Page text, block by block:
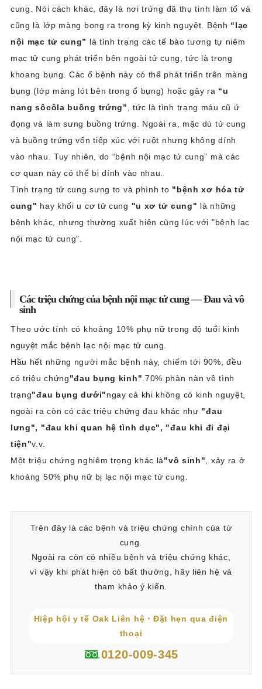
cung. Nói cách khác, đây là nơi trứng đã thụ tinh làm tổ và
cũng là lớp màng bong ra trong kỳ kinh nguyệt. Bệnh “lạc
nội mạc tử cung” là tình trạng các tế bào tương tự niêm
mạc tử cung phát triển bên ngoài tử cung, tức là trong
khoang bụng. Các ổ bệnh này có thể phát triển trên màng
bụng (lớp màng lót bên trong ổ bụng) hoặc gây ra “u
nang sôcôla buồng trứng”
, tức là tình trạng máu cũ ứ
đọng và làm sưng buồng trứng. Ngoài ra, mặc dù tử cung
và buồng trứng vốn tiếp xúc với ruột nhưng không dính
vào nhau. Tuy nhiên, do “bệnh nội mạc tử cung” mà các
cơ quan này có thể bị dính vào nhau.
Tình trạng tử cung sưng to và phình to "bệnh xơ hóa tử
cung" hay khối u cơ tử cung "u xơ tử cung" là những
bệnh khác, nhưng thường xuất hiện cùng lúc với "bệnh lạc
nội mạc tử cung".
Các triệu chứng của bệnh nội mạc tử cung — Đau và vô
sinh
Theo ước tính có khoảng 10% phụ nữ trong độ tuổi kinh
nguyệt mắc bệnh lạc nội mạc tử cung.
Hầu hết những người mắc bệnh này, chiếm tới 90%, đều
có triệu chứng"đau bụng kinh" .70% phàn nàn về tình
trạng"đau bụng dưới"ngay cả khi không có kinh nguyệt,
ngoài ra còn có các triệu chứng đau khác như "đau
lưng", "đau khi quan hệ tình dục", "đau khi đi đại
tiện"v.v.
Một triệu chứng nghiêm trọng khác là"vô sinh" , xảy ra ở
khoảng 50% phụ nữ bị lạc nội mạc tử cung.
Trên đây là các bệnh và triệu chứng chính của tử
cung.
Ngoài ra còn có nhiều bệnh và triệu chứng khác,
vì vậy khi phát hiện có bất thường, hãy liên hệ và
tham khảo ý kiến.
Hiệp hội y tế Oak Liên hệ・Đặt hẹn qua điện
thoại
0120-009-345